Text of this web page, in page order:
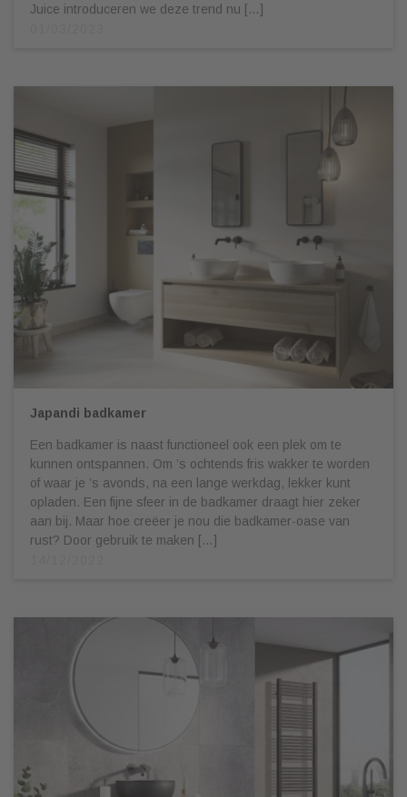
Juice introduceren we deze trend nu […]
Japandi badkamer
Een badkamer is naast functioneel ook een plek om te
kunnen ontspannen. Om ’s ochtends fris wakker te worden
of waar je ’s avonds, na een lange werkdag, lekker kunt
opladen. Een fijne sfeer in de badkamer draagt hier zeker
aan bij. Maar hoe creëer je nou die badkamer-oase van
rust? Door gebruik te maken […]